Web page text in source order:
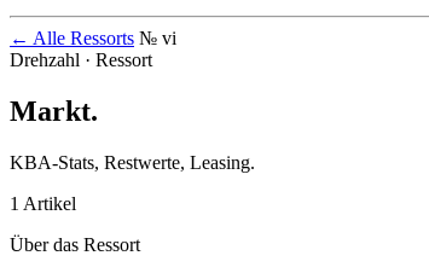
← Alle Ressorts № vi
Drehzahl · Ressort
Markt.
KBA-Stats, Restwerte, Leasing.
1 Artikel
Über das Ressort